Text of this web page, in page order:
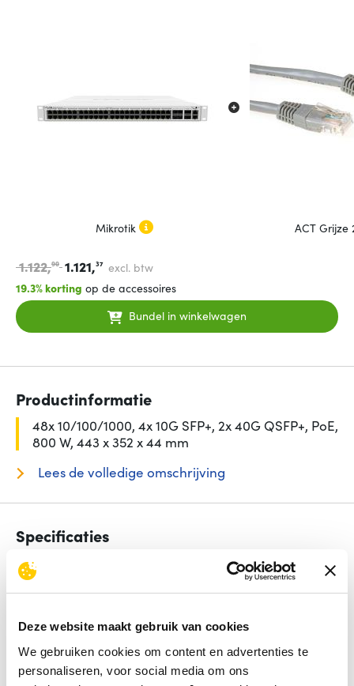
Deze website maakt gebruik van cookies
We gebruiken cookies om content en advertenties te
personaliseren, voor social media om ons
Mikrotik ACT
1.122,90 1.121,37 excl. btw
19.3% korting op de accessoires
Bundel in winkelwagen
Productinformatie
48x 10/100/1000, 4x 10G SFP+, 2x 40G QSFP+, PoE,
800 W, 443 x 352 x 44 mm
Lees de volledige omschrijving
Specificaties
Aantal basis-switching RJ-45 Ethernet-poorten
Switch type
Power over Ethernet (PoE)
Ja
Ethernet (10/100/1000)
Switch-laagL3
Bekijk alle specificaties